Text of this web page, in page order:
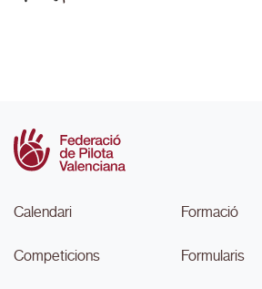
Calendari
Competicions
Formació
Formularis